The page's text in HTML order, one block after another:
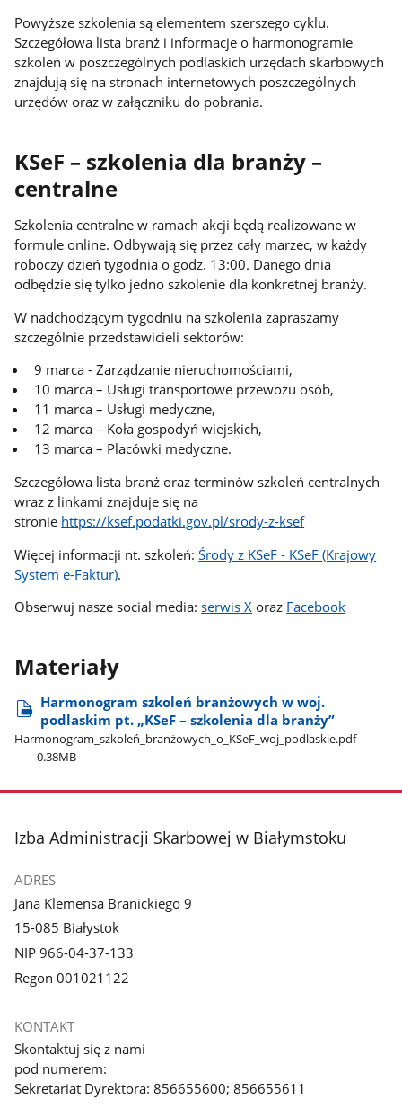
Powyższe szkolenia są elementem szerszego cyklu.
Szczegółowa lista branż i informacje o harmonogramie
szkoleń w poszczególnych podlaskich urzędach skarbowych
znajdują się na stronach internetowych poszczególnych
urzędów oraz w załączniku do pobrania.
KSeF – szkolenia dla branży –
centralne
Szkolenia centralne w ramach akcji będą realizowane w
formule online. Odbywają się przez cały marzec, w każdy
roboczy dzień tygodnia o godz. 13:00. Danego dnia
odbędzie się tylko jedno szkolenie dla konkretnej branży.
W nadchodzącym tygodniu na szkolenia zapraszamy
szczególnie przedstawicieli sektorów:
9 marca - Zarządzanie nieruchomościami,
10 marca – Usługi transportowe przewozu osób,
11 marca – Usługi medyczne,
12 marca – Koła gospodyń wiejskich,
13 marca – Placówki medyczne.
Szczegółowa lista branż oraz terminów szkoleń centralnych
wraz z linkami znajduje się na
stronie https://ksef.podatki.gov.pl/srody-z-ksef
Więcej informacji nt. szkoleń:Środy z KSeF - KSeF (Krajowy
System e-Faktur).
Obserwuj nasze social media:serwis X oraz Facebook
Materiały
Harmonogram szkoleń branżowych w woj.
podlaskim pt. „KSeF – szkolenia dla branży”
Harmonogram​_szkoleń​_branżowych​_o​_KSeF​_woj​_podlaskie.pdf
0.38MB
stopka
Izba Administracji Skarbowej w Białymstoku
ADRES
Jana Klemensa Branickiego 9
15-085 Białystok
NIP 966-04-37-133
Regon 001021122
KONTAKT
Skontaktuj się z nami
pod numerem:
Sekretariat Dyrektora: 856655600; 856655611